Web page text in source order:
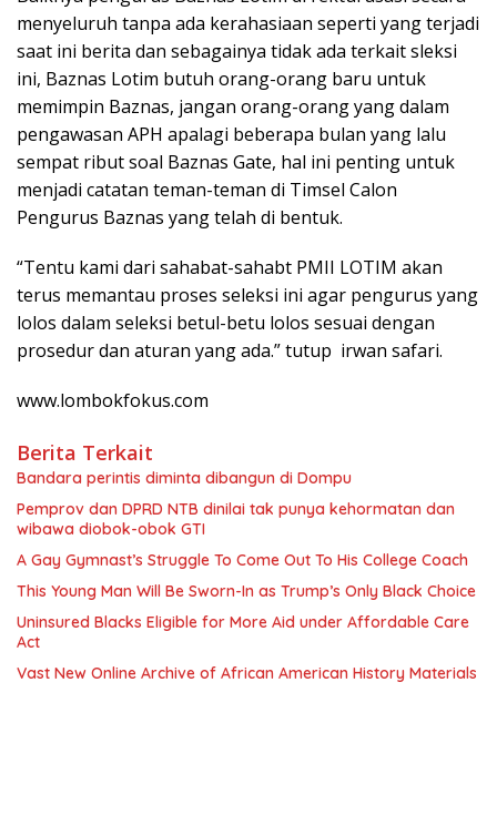
menyeluruh tanpa ada kerahasiaan seperti yang terjadi
saat ini berita dan sebagainya tidak ada terkait sleksi
ini, Baznas Lotim butuh orang-orang baru untuk
memimpin Baznas, jangan orang-orang yang dalam
pengawasan APH apalagi beberapa bulan yang lalu
sempat ribut soal Baznas Gate, hal ini penting untuk
menjadi catatan teman-teman di Timsel Calon
Pengurus Baznas yang telah di bentuk.
“Tentu kami dari sahabat-sahabt PMII LOTIM akan
terus memantau proses seleksi ini agar pengurus yang
lolos dalam seleksi betul-betu lolos sesuai dengan
prosedur dan aturan yang ada.” tutup irwan safari.
www.lombokfokus.com
Berita Terkait
Bandara perintis diminta dibangun di Dompu
Pemprov dan DPRD NTB dinilai tak punya kehormatan dan
wibawa diobok-obok GTI
A Gay Gymnast’s Struggle To Come Out To His College Coach
This Young Man Will Be Sworn-In as Trump’s Only Black Choice
Uninsured Blacks Eligible for More Aid under Affordable Care
Act
Vast New Online Archive of African American History Materials